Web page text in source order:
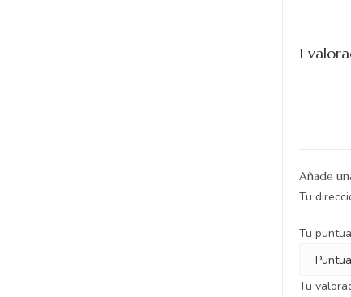
1
Añade
Tu
Tu
Tu